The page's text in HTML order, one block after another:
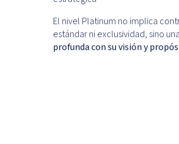
El nivel Platinum no implica
estándar ni exclusividad, sino una
profunda con su visión y